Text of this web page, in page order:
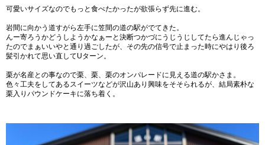
可愛いサイズなのでもっと食べたかったが欲張らず先に進む。
岩間に向かう道すがら左手に笠間の道の駅がでてきた。
んー寄ろうかどうしようかなぁーと決断つかづにうじうじしてたら進んじゃっ
たのでまぁいいやと通り過ごしたが、その先の信号で止まった時にやはり後ろ
髪引かれて思い直してUターン。
栗が名産との事なので栗、栗、栗のオンパレードに見える道の駅かさま。
色々工夫をしてあるスイーツなどが沢山あり興味をそそられるが、結局素朴な
栗入りパウンドケーキに落ち着く。